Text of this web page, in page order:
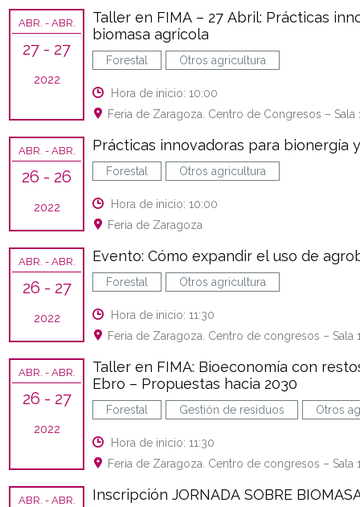
ABR. - ABR.
27 - 27
2022
Taller en FIMA – 27 Abril: Prácticas
biomasa agrícola
Forestal Otros agricultura
Hora de inicio: 10:00
Feria de Zaragoza. Centro de Congresos – Sala
ABR. - ABR.
26 - 26
2022
Prácticas innovadoras para bionergía
Forestal Otros agricultura
Hora de inicio: 10:00
Feria de Zaragoza
ABR. - ABR.
26 - 27
2022
Evento: Cómo expandir el uso de
Forestal Otros agricultura
Hora de inicio: 11:30
Feria de Zaragoza. Centro de congresos – Sala
ABR. - ABR.
26 - 27
2022
Taller en FIMA: Bioeconomía con
Ebro – Propuestas hacia 2030
Forestal Gestión de residuos Otros
Hora de inicio: 11:30
Feria de Zaragoza. Centro de congresos – Sala
ABR. - ABR. Inscripción JORNADA SOBRE